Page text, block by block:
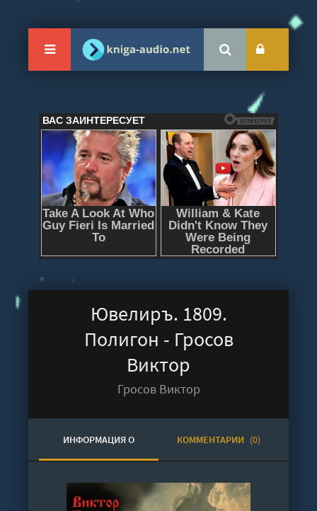
Ювелиръ. 1809.
Полигон - Гросов
Виктор
Гросов Виктор
ИНФОРМАЦИЯ О
АУДИОКНИГЕ
КОММЕНТАРИИ (0)